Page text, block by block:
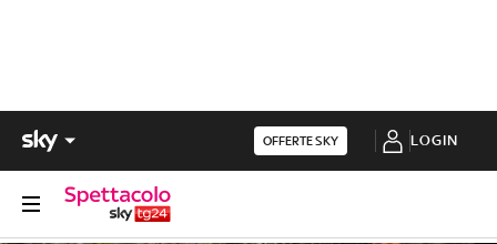
OFFERTE SKY LOGIN